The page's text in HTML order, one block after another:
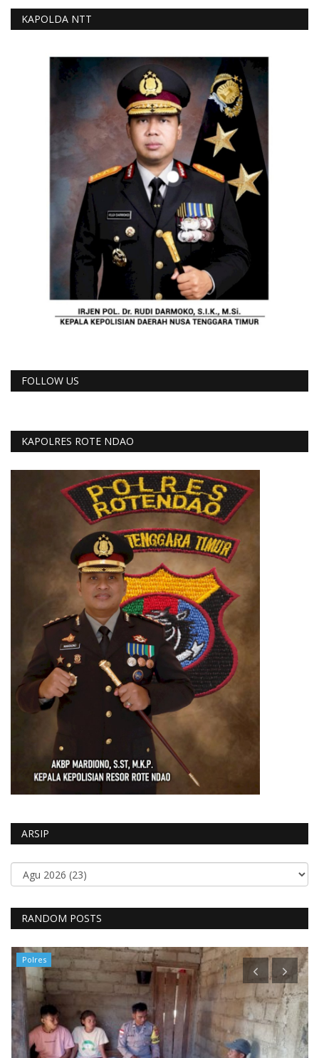
KAPOLDA NTT
FOLLOW US
KAPOLRES ROTE NDAO
ARSIP
RANDOM POSTS
Polres